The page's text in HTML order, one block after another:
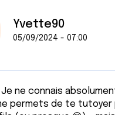
Yvette90
05/09/2024 - 07:00
Je ne connais
permets de te tutoyer